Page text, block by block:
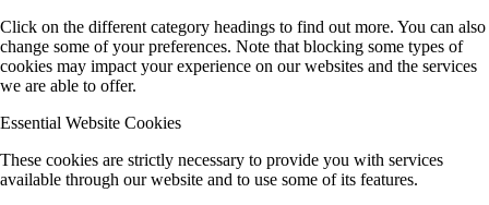
Click on the different category headings to find out more. You can also
change some of your preferences. Note that blocking some types of
cookies may impact your experience on our websites and the services
we are able to offer.
Essential Website Cookies
These cookies are strictly necessary to provide you with services
available through our website and to use some of its features.